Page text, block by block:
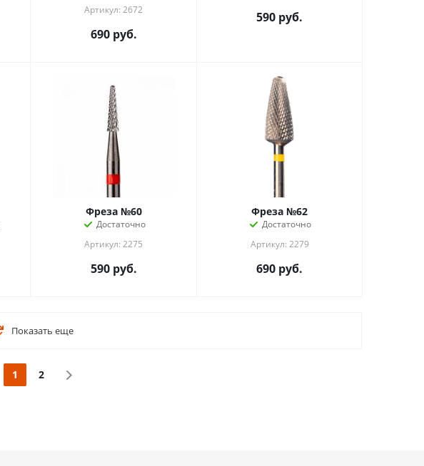
Артикул: 2672
690руб.
590 руб.
Фреза №60
Достаточно
Артикул: 2275
590руб.
Фреза №62
Достаточно
Артикул: 2279
690 руб.
Показать еще
1 2